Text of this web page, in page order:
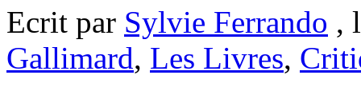
Ecrit par Sylvie Ferrando ,
Gallimard, Les Livres,